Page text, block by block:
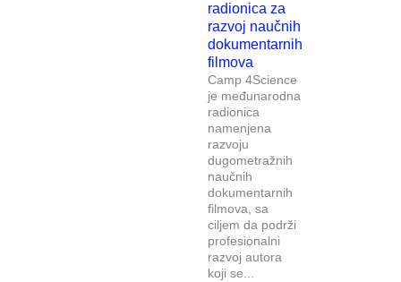
radionica za
razvoj naučnih
dokumentarnih
filmova
Camp 4Science
je međunarodna
radionica
namenjena
razvoju
dugometražnih
naučnih
dokumentarnih
filmova, sa
ciljem da podrži
profesionalni
razvoj autora
koji se...